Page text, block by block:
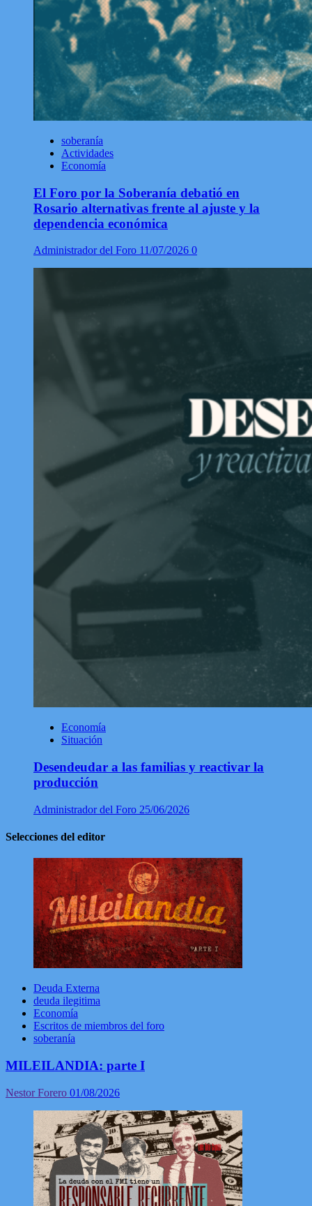
soberanía
Actividades
Economía
El Foro por la Soberanía debatió en
Rosario alternativas frente al ajuste y la
dependencia económica
Administrador del Foro 11/07/2026 0
Economía
Situación
Desendeudar a las familias y reactivar la
producción
Administrador del Foro 25/06/2026
Selecciones del editor
Deuda Externa
deuda ilegitima
Economía
Escritos de miembros del foro
soberanía
MILEILANDIA: parte I
Nestor Forero 01/08/2026